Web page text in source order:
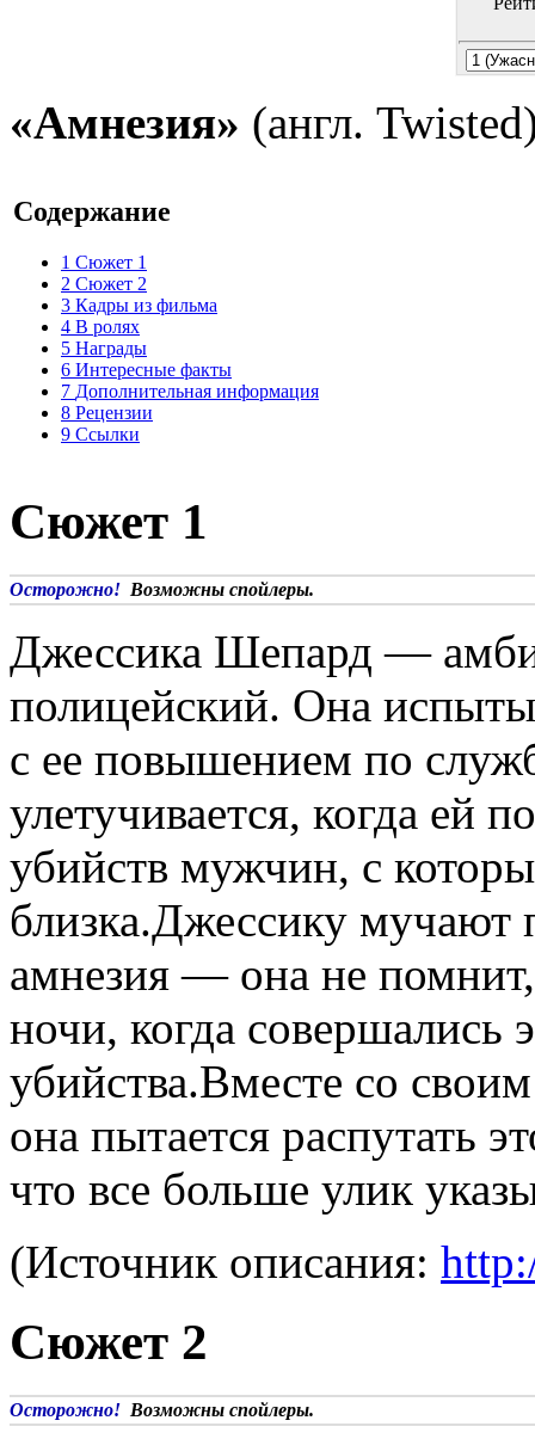
«Амнезия» (англ.
Содержание
1 Сюжет 1
2 Сюжет 2
3 Кадры из фильма
4 В ролях
5 Награды
6 Интересные факты
7 Дополнительная информация
8 Рецензии
9 Ссылки
Сюжет 1
Осторожно! Возможны спойлеры.
Джессика Шепард —
полицейский. Она
с ее повышением по
улетучивается, когда ей
убийств мужчин, с
близка.Джессику мучают
амнезия — она не
ночи, когда совершались
убийства.Вместе со
она пытается распутать
что все больше улик
(Источник описания:
Сюжет 2
Осторожно! Возможны спойлеры.